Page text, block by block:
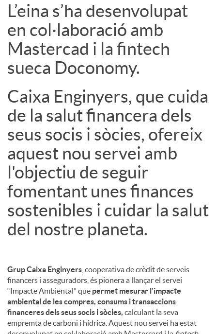
L’eina s’ha desenvolupat
en col·laboració amb
Mastercad i la fintech
sueca Doconomy.
Caixa Enginyers, que cuida
de la salut financera dels
seus socis i sòcies, ofereix
aquest nou servei amb
l'objectiu de seguir
fomentant unes finances
sostenibles i cuidar la salut
del nostre planeta.
Grup Caixa Enginyers , cooperativa de crèdit de serveis
financers i asseguradors, és pionera a llançar el servei
“Impacte Ambiental” que permet mesurar l'impacte
ambiental de les compres, consums i transaccions
financeres dels seus socis i sòcies, calculant la seva
empremta de carboni i hídrica. Aquest nou servei ha estat